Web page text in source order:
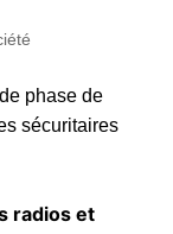
radios et